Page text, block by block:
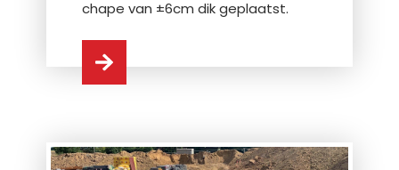
chape van ±6cm dik geplaatst.